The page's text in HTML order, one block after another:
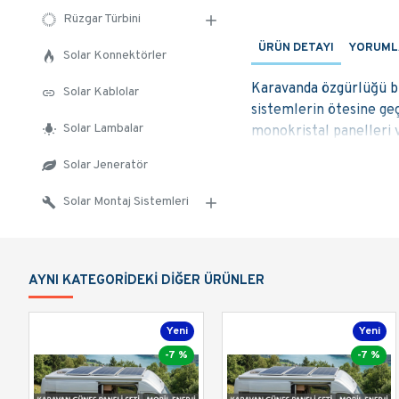
Rüzgar Türbini
Solar Konnektörler
Solar Kablolar
Solar Lambalar
Solar Jeneratör
Solar Montaj Sistemleri
ÜRÜN DETAYI
Karavanda özgürlüğü
sistemlerin ötesine
monokristal panelleri
3 Adet 285Wp
1 Adet 3 kW
2 Adet 150 Ah
Solar Kablo ve
AYNI KATEGORIDEKI DIĞER ÜRÜNLER
Yeni
-7 %
Yeni
-7 %